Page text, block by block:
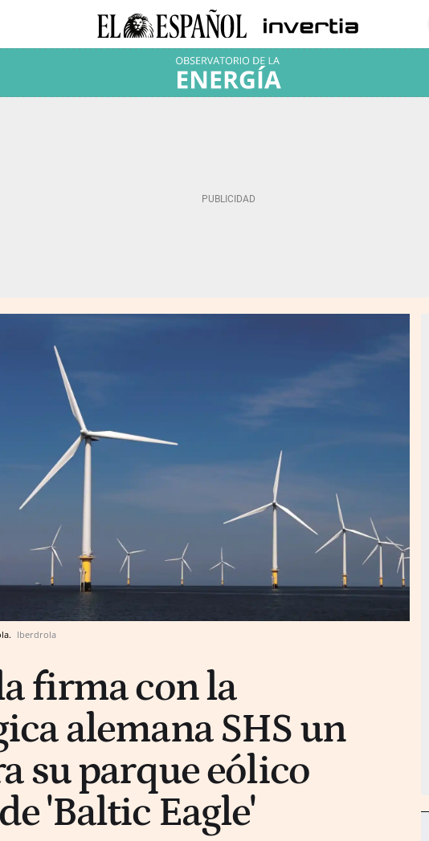
Iberdrola
firma con la
alemana SHS un
su parque eólico
'Baltic Eagle'